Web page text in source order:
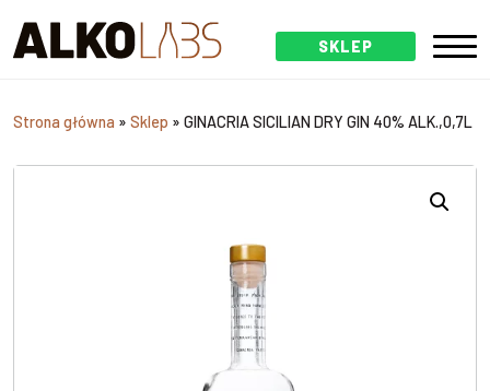
SKLEP
Strona główna » Sklep » GINACRIA SICILIAN DRY GIN 40% ALK.,0,7L